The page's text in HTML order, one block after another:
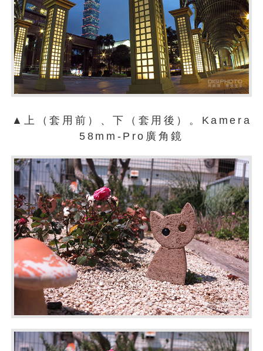
▲上（套用前）、下（套用後）。Kamera
58mm-Pro廣角鏡